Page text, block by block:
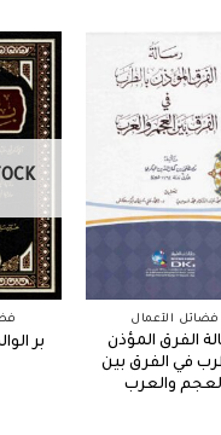
بر
فضائل الأعمال
الفرق المؤذن
في الفرق بين
والعرب